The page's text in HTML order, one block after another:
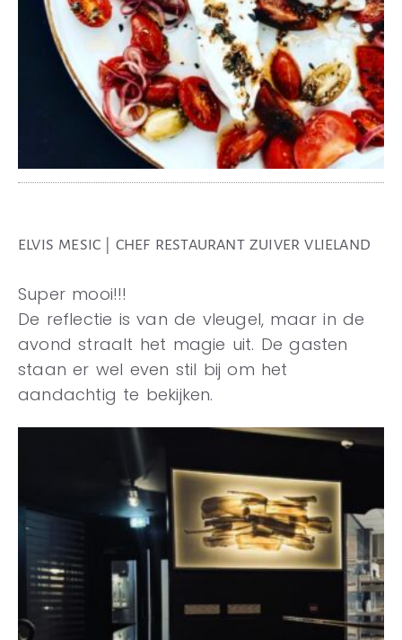
ELVIS MESIC | CHEF RESTAURANT ZUIVER VLIELAND
Super mooi!!!
De reflectie is van de vleugel, maar in de
avond straalt het magie uit. De gasten
staan er wel even stil bij om het
aandachtig te bekijken.